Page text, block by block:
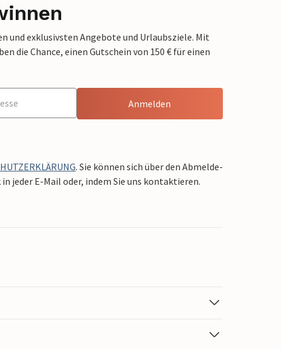
und exklusivsten Angebote und Urlaubsziele. Mit
die Chance, einen Gutschein von 150 € für einen
Anmelden
. Sie können sich über den Abmelde-
jeder E-Mail oder, indem Sie uns kontaktieren.